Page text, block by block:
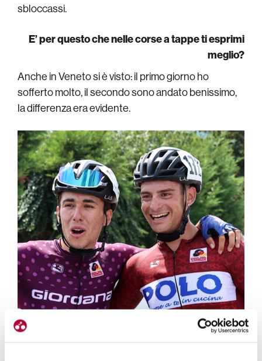
sbloccassi.
E’ per questo che nelle corse a tappe ti esprimi
meglio?
Anche in Veneto si è visto: il primo giorno ho
sofferto molto, il secondo sono andato benissimo,
la differenza era evidente.